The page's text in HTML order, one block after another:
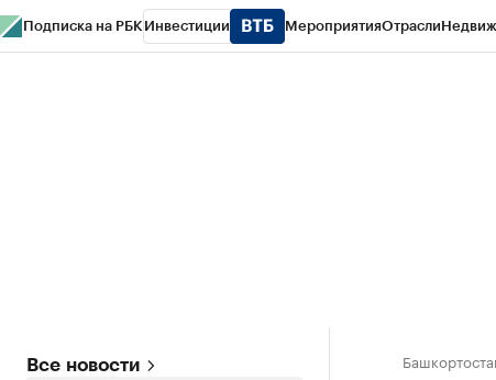
Подписка на РБК Инвестиции МероприятияОтрасли
Все новости